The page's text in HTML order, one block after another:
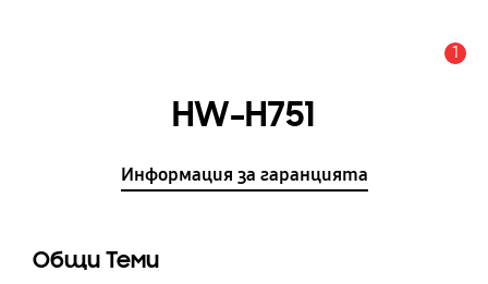
1
HW-H751
Информация за гаранцията
Общи Теми